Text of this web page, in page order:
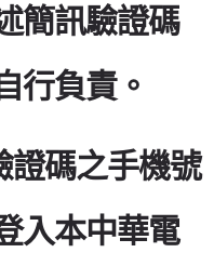
簡訊驗證碼
行負責。
證碼之手機號
入本中華電